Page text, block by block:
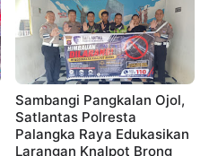
Sambangi Pangkalan Ojol,
Satlantas Polresta
Palangka Raya Edukasikan
Larangan Knalpot Brong